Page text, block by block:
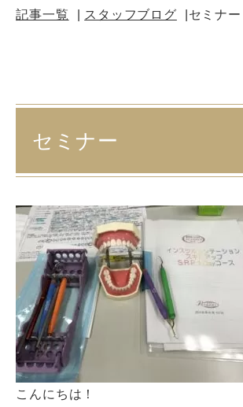
記事一覧
スタッフブログ セミナー
セミナー
こんにちは！